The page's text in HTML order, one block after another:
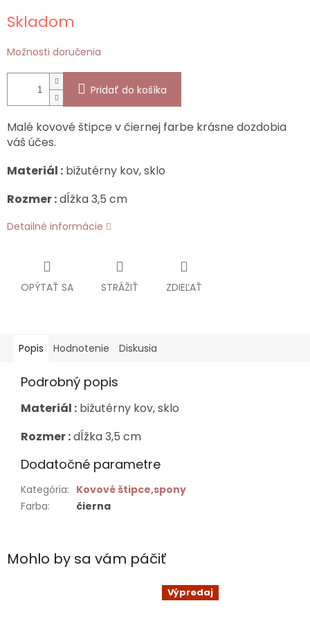
cena:
Skladom
Možnosti doručenia
Pridať do košíka
Malé kovové štipce v čiernej farbe krásne dozdobia
váš účes.
Materiál : bižutérny kov, sklo
Rozmer :dĺžka 3,5 cm
Detailné informácie
OPÝTAŤ SA STRÁŽIŤ ZDIEĽAŤ
Mohlo by sa vám páčiť
Výpredaj
Popis Hodnotenie Diskusia
Podrobný popis
Materiál : bižutérny kov, sklo
Rozmer :dĺžka 3,5 cm
Dodatočné parametre
Kategória: Kovové štipce,spony
Farba: čierna